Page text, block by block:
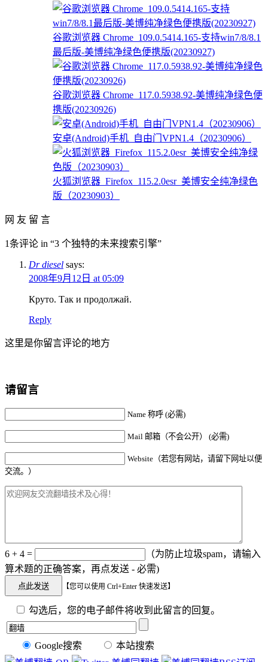
谷歌浏览器 Chrome_109.0.5414.165-支持win7/8/8.1
最后版-美博纯净绿色便携版(20230927)
谷歌浏览器 Chrome_117.0.5938.92-美博纯净绿色便
携版(20230926)
安卓(Android)手机_自由门VPN1.4（20230906）
火狐浏览器_Firefox_115.2.0esr_美博安全纯净绿色
版（20230903）
网 友 留 言
1条评论 in “3 个独特的未来搜索引擎”
Dr diesel says:
2008年9月12日 at 05:09
Круто. Так и продолжай.
Reply
这里是你留言评论的地方
请留言
Name 称呼 (必需)
Mail 邮箱（不会公开） (必需)
Website（若您有网站，请留下网址以便
交流。）
6 + 4 =
（为防止垃圾spam，请输入
算术题的正确答案，再点发送 - 必需)
【您可以使用 Ctrl+Enter 快速发送】
勾选后，您的电子邮件将收到此留言的回复。
Google搜索 本站搜索